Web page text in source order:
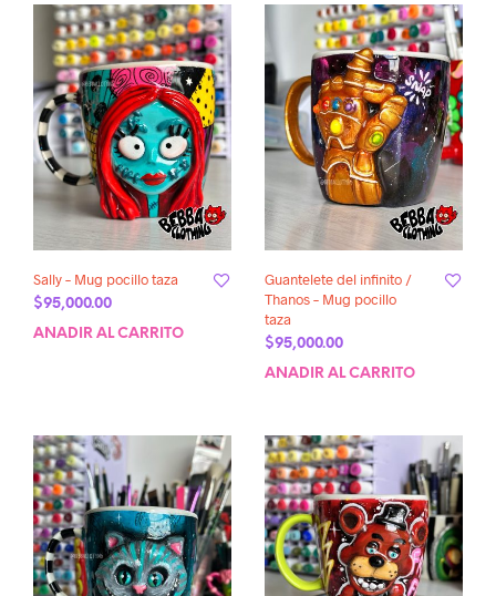
Sally – Mug pocillo taza
$95,000.00
AÑADIR AL CARRITO
Guantelete del infinito /
Thanos – Mug pocillo
taza
$95,000.00
AÑADIR AL CARRITO